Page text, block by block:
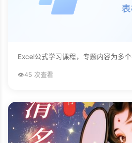
👁️45 次查看